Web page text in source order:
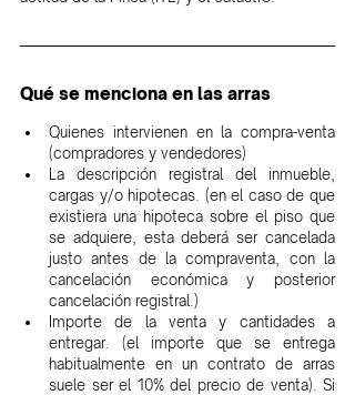
Qué se menciona en las arras
Quienes intervienen en la compra-venta
(compradores y vendedores)
La descripción registral del inmueble,
cargas y/o hipotecas. (en el caso de que
existiera una hipoteca sobre el piso que
se adquiere, esta deberá ser cancelada
justo antes de la compraventa, con la
cancelación económica y posterior
cancelación registral.)
Importe de la venta y cantidades a
entregar. (el importe que se entrega
habitualmente en un contrato de arras
suele ser el 10% del precio de venta). Si